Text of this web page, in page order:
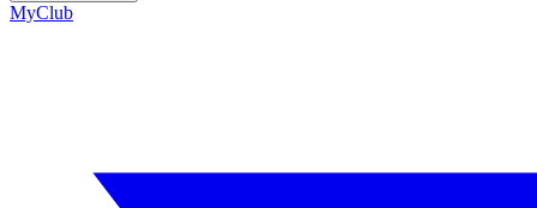
MyClub